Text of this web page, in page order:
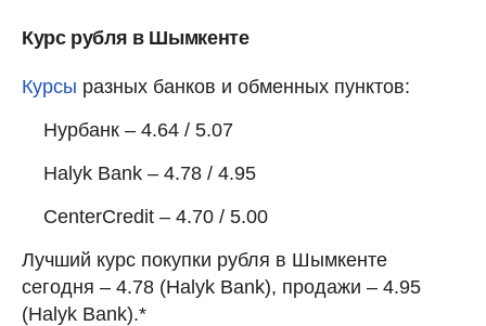
Курс рубля в Шымкенте
Курсы разных банков и обменных пунктов:
Нурбанк – 4.64 / 5.07
Halyk Bank – 4.78 / 4.95
CenterCredit – 4.70 / 5.00
Лучший курс покупки рубля в Шымкенте
сегодня – 4.78 (Halyk Bank), продажи – 4.95
(Halyk Bank).*